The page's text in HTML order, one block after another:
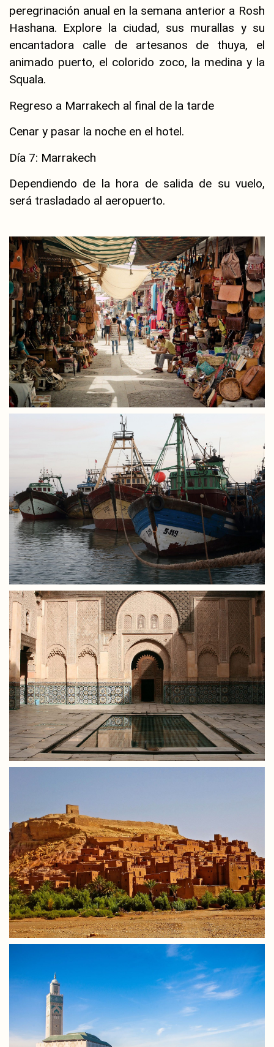
peregrinación anual en la semana anterior a Rosh
Hashana. Explore la ciudad, sus murallas y su
encantadora calle de artesanos de thuya, el
animado puerto, el colorido zoco, la medina y la
Squala.
Regreso a Marrakech al final de la tarde
Cenar y pasar la noche en el hotel.
Día 7: Marrakech
Dependiendo de la hora de salida de su vuelo,
será trasladado al aeropuerto.